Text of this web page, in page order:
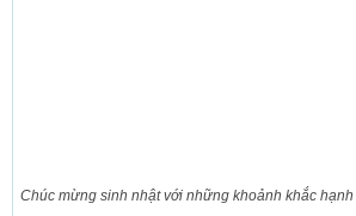
Chúc mừng sinh nhật với những khoảnh khắc hạnh